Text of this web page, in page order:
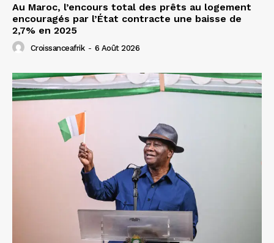
Au Maroc, l’encours total des prêts au logement
encouragés par l’État contracte une baisse de
2,7% en 2025
Croissanceafrik - 6 Août 2026